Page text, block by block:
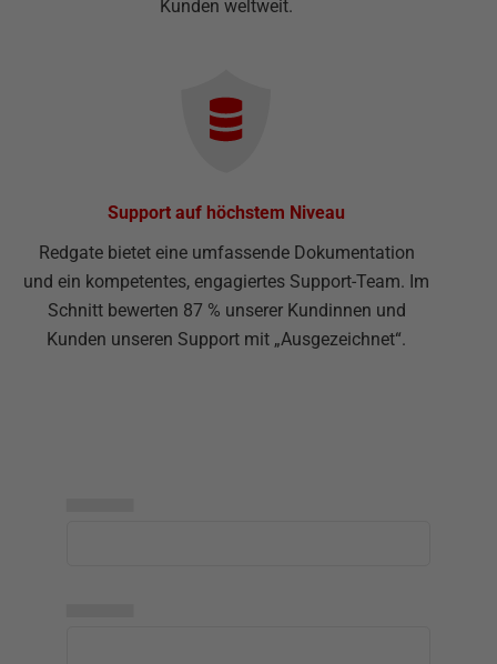
Kunden weltweit.
Support auf höchstem Niveau
Redgate bietet eine umfassende Dokumentation
und ein kompetentes, engagiertes Support-Team. Im
Schnitt bewerten 87 % unserer Kundinnen und
Kunden unseren Support mit „Ausgezeichnet“.